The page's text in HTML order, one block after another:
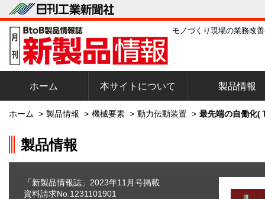
モノづくり現場の業務改
ホーム 本サイトについて 製品情報
ホーム > 製品情報 > 機械要素 > 動力伝動装置 > 最先端の自働化(
製品情報
「新製品情報誌」2023年11月号掲載
資料請求No.1231101901